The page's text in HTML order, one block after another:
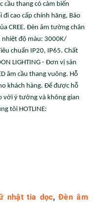
cầu thang có cảm biến
cao cấp chính hãng, Bảo
CREE. Đèn âm tường chân
nhiệt độ màu: 3000K/
chuẩn IP20, IP65. Chất
LIGHTING - Đơn vị sản
âm cầu thang vuông. Hỗ
khách hàng. Để được hỗ
với ý tưởng và không gian
tôi HOTLINE:
nhật tia dọc,Đèn âm